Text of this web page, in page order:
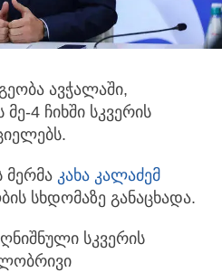
ავჭალაში,
4 ჩიხში სკვერის
მერმა კახა კალაძემ
სხდომაზე განაცხადა.
სკვერის